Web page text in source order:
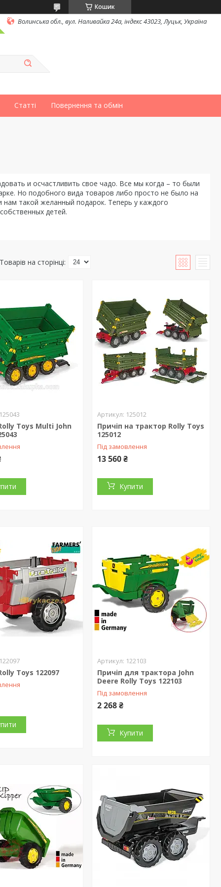
Кошик
Волинська обл., вул. Наливайка 24а, індекс 43023, Луцьк, Україна
Статті Повернення та обмін
и осчастливить свое чадо. Все мы когда – то были
Но подобного вида товаров либо просто не было на
такой желанный подарок. Теперь у каждого
детей.
Toys Multi John
125012
Причіп на трактор Rolly Toys
125012
Під замовлення
13 560 ₴
Купити
Toys 122097
122103
Причіп для трактора John
Deere Rolly Toys 122103
Під замовлення
2 268 ₴
Купити